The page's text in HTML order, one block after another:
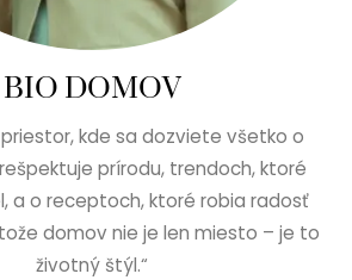
BIO DOMOV
kde sa dozviete všetko o
prírodu, trendoch, ktoré
a o receptoch, ktoré robia radosť
domov nie je len miesto – je to
životný štýl.“